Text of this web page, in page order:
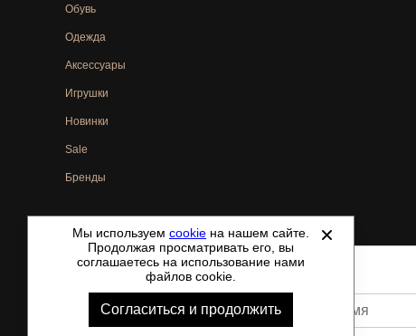
Обувь
Одежда
Аксессуары
Игрушки
Новинки
Sale
Бренды
©2021-2026 - ShoesTown.ru - все права защищены.
Мы используем cookie на нашем сайте.
Продолжая просматривать его, вы
соглашаетесь на использование нами
файлов cookie.
Согласиться и продолжить Ваше имя